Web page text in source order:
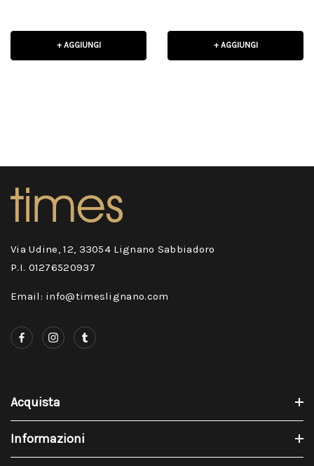
+ AGGIUNGI + AGGIUNGI
Via Udine, 12, 33054 Lignano Sabbiadoro
P.I. 01276520937
Email: info@timeslignano.com
Acquista
Informazioni